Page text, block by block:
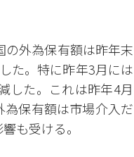
の外為保有額は昨年末
た。特に昨年3月には
した。これは昨年4月
為保有額は市場介入だ
も受ける。